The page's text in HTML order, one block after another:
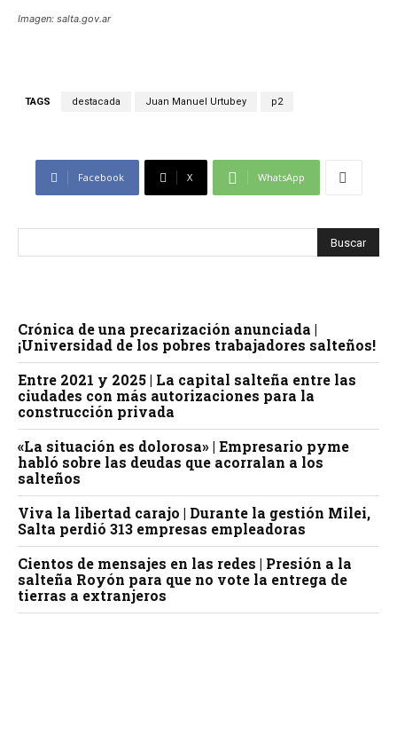
Imagen: salta.gov.ar
TAGS destacada Juan Manuel Urtubey p2
Facebook X WhatsApp
Crónica de una precarización anunciada |
¡Universidad de los pobres trabajadores salteños!
Entre 2021 y 2025 | La capital salteña entre las
ciudades con más autorizaciones para la
construcción privada
«La situación es dolorosa» | Empresario pyme
habló sobre las deudas que acorralan a los
salteños
Viva la libertad carajo | Durante la gestión Milei,
Salta perdió 313 empresas empleadoras
Cientos de mensajes en las redes | Presión a la
salteña Royón para que no vote la entrega de
tierras a extranjeros